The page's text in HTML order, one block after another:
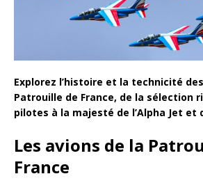
Explorez l’histoire et la technicité
Patrouille de France, de la sélection
pilotes à la majesté de l’Alpha Jet et
Les avions de la
France